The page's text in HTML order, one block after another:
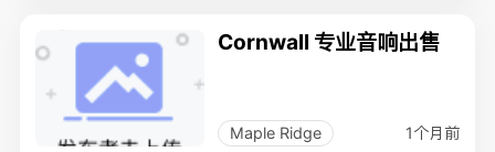
Cornwall 专业音响出售
Maple Ridge 1个月前